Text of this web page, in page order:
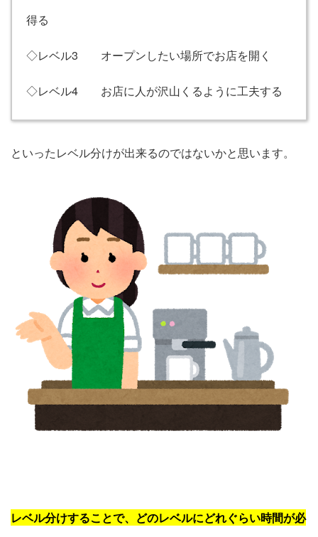
得る
◇レベル3 オープンしたい場所でお店を開く
◇レベル4 お店に人が沢山くるように工夫する
といったレベル分けが出来るのではないかと思います。
レベル分けすることで、どのレベルにどれぐらい時間が必